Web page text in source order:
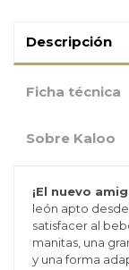
Descripción
Ficha técnica
Sobre Kaloo
¡El nuevo
león apto
satisfacer al
manitas, una
y una forma